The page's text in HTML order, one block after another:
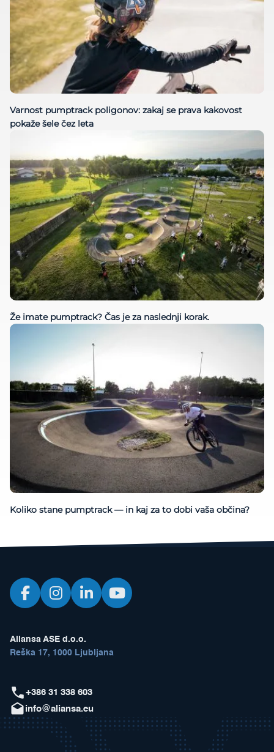
Varnost pumptrack poligonov: zakaj se prava kakovost
pokaže šele čez leta
Že imate pumptrack? Čas je za naslednji korak.
Koliko stane pumptrack — in kaj za to dobi vaša občina?
Aliansa ASE d.o.o.
Reška 17, 1000 Ljubljana
+386 31 338 603
info@aliansa.eu